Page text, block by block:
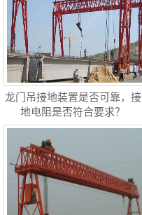
龙门吊接地装置是否可靠，接
地电阻是否符合要求？